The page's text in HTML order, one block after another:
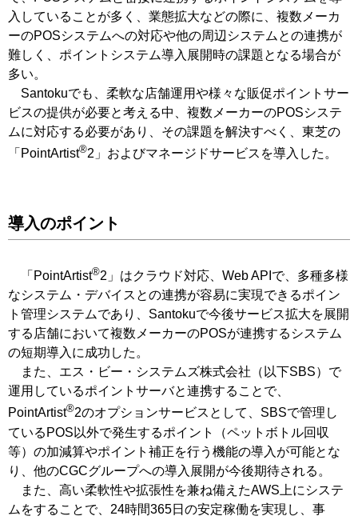
入していることが多く、業態拡大などの際に、複数メーカ
ーのPOSシステムへの対応や他の周辺システムとの連携が
難しく、ポイントシステム導入展開時の課題となる場合が
多い。
Santokuでも、柔軟な店舗運用や様々な販促ポイントサー
ビスの提供が必要と考える中、複数メーカーのPOSシステ
ムに対応する必要があり、その課題を解決すべく、東芝の
「PointArtist®2」およびマネージドサービスを導入した。
導入のポイント
「PointArtist®2」はクラウド対応、Web APIで、多種多様
なシステム・デバイスとの連携が容易に実現できるポイン
ト管理システムであり、Santokuで今後サービス拡大を展開
する店舗において複数メーカーのPOSが連携するシステム
の短期導入に成功した。
また、エス・ビー・システムズ株式会社（以下SBS）で
運用しているポイントサーバと連携することで、
PointArtist®2のオプションサービスとして、SBSで管理し
ているPOS以外で発生するポイント（ペットボトル回収
等）の加減算やポイント補正を行う機能の導入が可能とな
り、他のCGCグループへの導入展開が今後期待される。
また、高い柔軟性や拡張性を兼ね備えたAWS上にシステ
ムをすることで、24時間365日の安定稼働を実現し、事